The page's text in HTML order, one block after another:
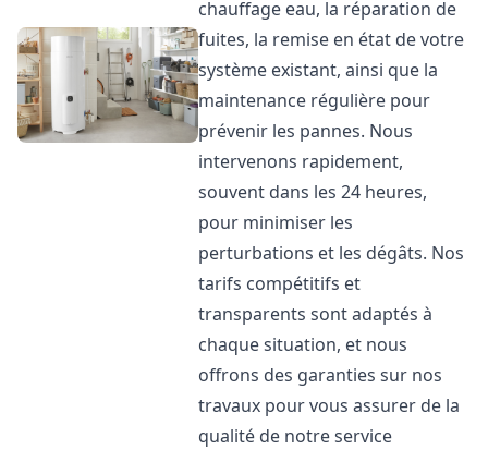
chauffage eau, la réparation de
fuites, la remise en état de votre
système existant, ainsi que la
maintenance régulière pour
prévenir les pannes. Nous
intervenons rapidement,
souvent dans les 24 heures,
pour minimiser les
perturbations et les dégâts. Nos
tarifs compétitifs et
transparents sont adaptés à
chaque situation, et nous
offrons des garanties sur nos
travaux pour vous assurer de la
qualité de notre service